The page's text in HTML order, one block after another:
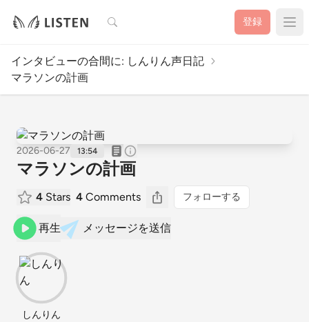
検索 登録
インタビューの合間に: しんりん声日記
マラソンの計画
2026-06-27 13:54
マラソンの計画
4 Stars 4 Comments フォローする
再生 メッセージを送信
しんりん